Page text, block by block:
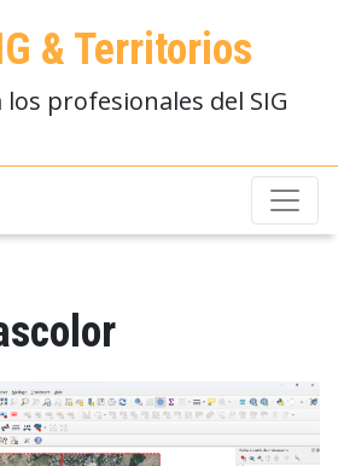
& Territorios
profesionales del SIG